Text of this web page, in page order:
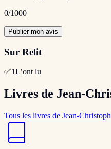
0/1000
Publier mon avis
Sur Relit
✅1L’ont lu
Livres de Jean-
Tous les livres de Jean-